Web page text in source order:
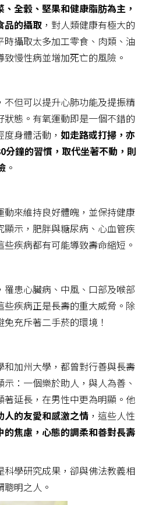
全穀、堅果和健康脂肪為主，
品的攝取 ，對人類健康有極大的
攝取太多加工零食、肉類、油
慢性病並增加死亡的風險。​
但可以提升心肺功能及提振精
態。有氧運動即是一個不錯的
身體活動， 如走路或打掃，亦
分鐘的習慣，取代坐著不動，則
。​
來維持良好體魄，並保持健康
示，肥胖與糖尿病、心血管疾
疾病都有可能導致壽命縮短。
患心臟病、中風、口部及喉部
疾病正是長壽的重大威脅。除
充斥著二手菸的環境！
加州大學，都曾對行善與長壽
：一個樂於助人，與人為善、
延長，在男性中更為明顯。他
人的友愛和感激之情 ，這些人性
的焦慮，心態的調柔和善對長壽
學研究成果，卻與佛法教義相
明之人。